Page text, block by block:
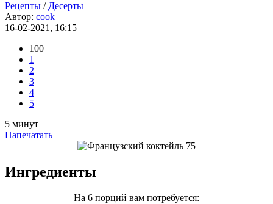
Рецепты / Десерты
Автор: cook
16-02-2021, 16:15
100
1
2
3
4
5
5 минут
Напечатать
Ингредиенты
На 6 порций вам потребуется: